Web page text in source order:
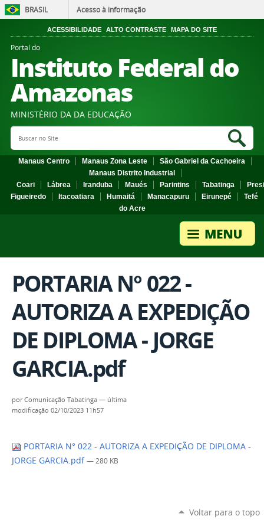
BRASIL Acesso à informação
ACESSIBILIDADE ALTO CONTRASTE MAPA DO SITE
Portal do
Instituto Federal do
Amazonas
MINISTÉRIO DA DA EDUCAÇÃO
Search Site
Manaus Centro Manaus Zona Leste
São Gabriel da Cachoeira
Manaus Distrito Industrial
Coari
Lábrea Iranduba Maués Parintins Tabatinga
Figueiredo
Itacoatiara Humaitá Manacapuru Eirunepé
Tefé
do Acre
PORTARIA N° 022 -
AUTORIZA A EXPEDIÇÃO
DE DIPLOMA - JORGE
GARCIA.pdf
porComunicação Tabatinga — última
modificação 02/10/2023 11h57
PORTARIA N° 022 - AUTORIZA A EXPEDIÇÃO DE DIPLOMA -
JORGE GARCIA.pdf — 280 KB
Voltar para o topo